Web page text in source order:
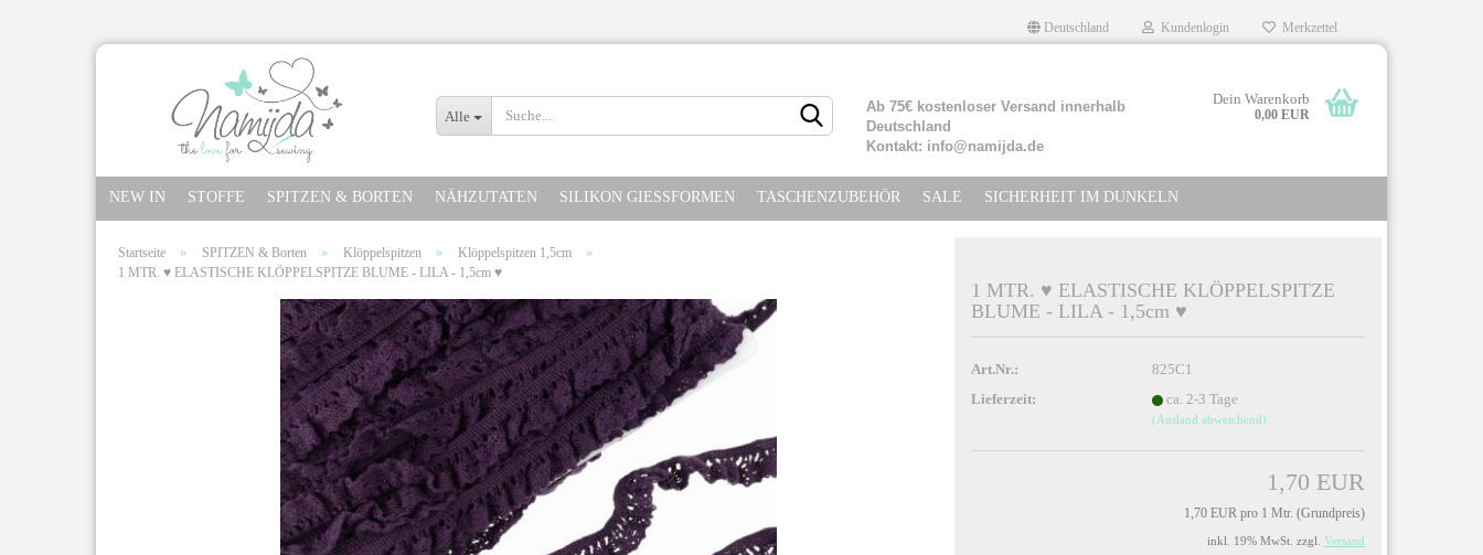
Deutschland Kundenlogin
Passwort vergessen?
Merkzettel
Alle
Ab 75€ kostenloser Versand innerhalb
Deutschland
Kontakt: info@namijda.de
Dein Warenkorb
0,00 EUR
NEW IN STOFFE SPITZEN & BORTEN NÄHZUTATEN SILIKON GIESSFORMEN TASCHENZUBEHÖR SALE SICHERHEIT IM DUNKELN
Startseite » SPITZEN & Borten » Klöppelspitzen » Klöppelspitzen 1,5cm »
1 MTR. ♥ ELASTISCHE KLÖPPELSPITZE BLUME - LILA - 1,5cm ♥
1 MTR. ♥ ELASTISCHE KLÖPPELSPITZE
BLUME - LILA - 1,5cm ♥
Art.Nr.:
825C1
Lieferzeit:
ca. 2-3 Tage
(Ausland abweichend)
1,70 EUR
1,70 EUR pro 1 Mtr. (Grundpreis)
inkl. 19% MwSt. zzgl. Versand